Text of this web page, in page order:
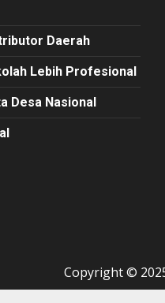
Daerah
Lebih Profesional
Desa Nasional
Copyright ©